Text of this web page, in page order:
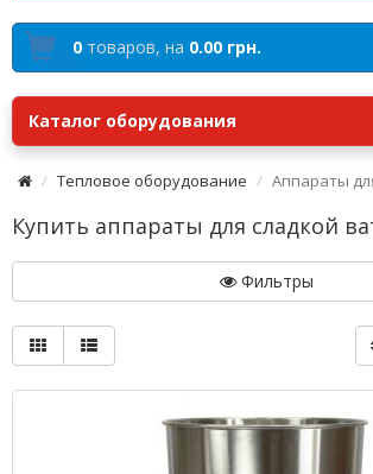
0 товаров, на 0.00 грн.
Каталог оборудования
Тепловое оборудование Аппараты
Купить аппараты для сладкой
Фильтры